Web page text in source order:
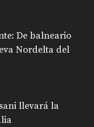
De balneario
Nordelta del
llevará la